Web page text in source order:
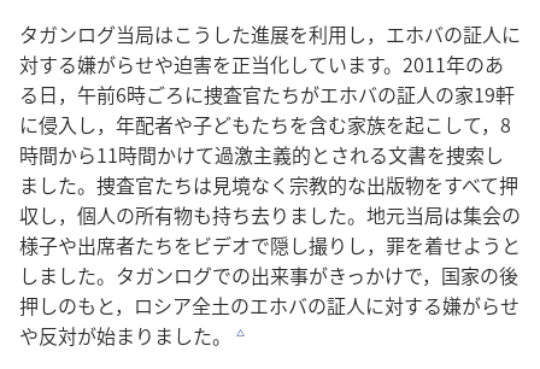
タガンログ当局はこうした進展を利用し，エホバの証人に
対する嫌がらせや迫害を正当化しています。2011年のあ
る日，午前6時ごろに捜査官たちがエホバの証人の家19軒
に侵入し，年配者や子どもたちを含む家族を起こして，8
時間から11時間かけて過激主義的とされる文書を捜索し
ました。捜査官たちは見境なく宗教的な出版物をすべて押
収し，個人の所有物も持ち去りました。地元当局は集会の
様子や出席者たちをビデオで隠し撮りし，罪を着せようと
しました。タガンログでの出来事がきっかけで，国家の後
押しのもと，ロシア全土のエホバの証人に対する嫌がらせ
や反対が始まりました。
c